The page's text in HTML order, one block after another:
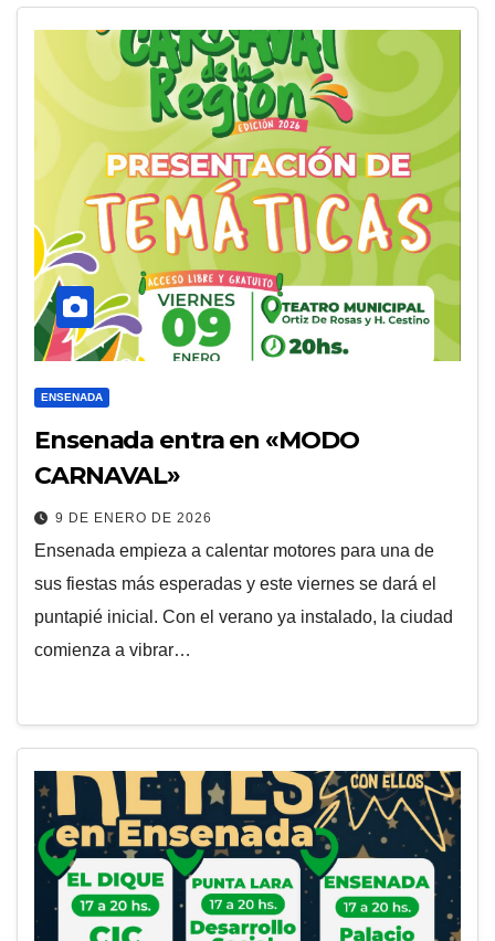
ENSENADA
Ensenada entra en «MODO
CARNAVAL»
9 DE ENERO DE 2026
Ensenada empieza a calentar motores para una de
sus fiestas más esperadas y este viernes se dará el
puntapié inicial. Con el verano ya instalado, la ciudad
comienza a vibrar…